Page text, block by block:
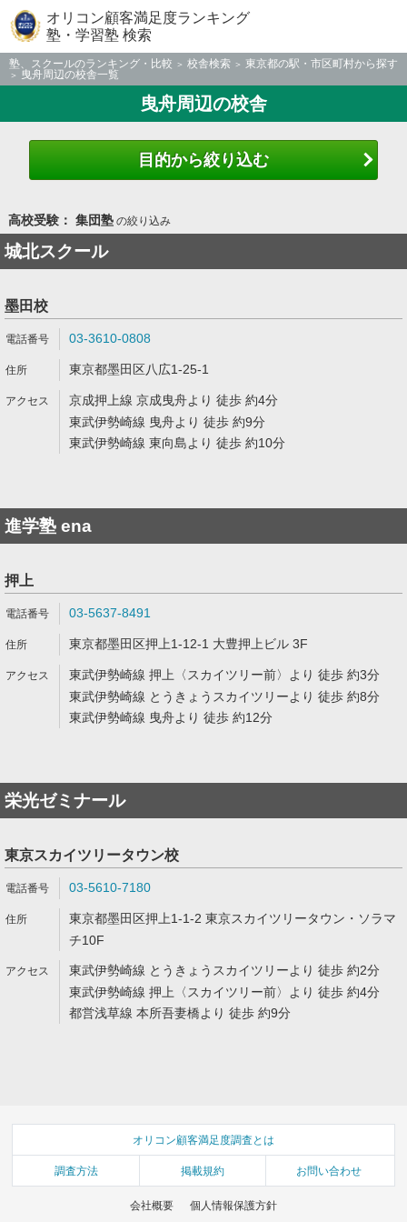
オリコン顧客満足度ランキング
塾・学習塾 検索
塾、スクールのランキング・比較 校舎検索
東京都の駅・市区町村から探す
曳舟周辺の校舎一覧
曳舟周辺の校舎
目的から絞り込む
高校受験： 集団塾の絞り込み
城北スクール
墨田校
03-3610-0808
東京都墨田区八広1-25-1
京成押上線 京成曳舟より 徒歩 約4分
東武伊勢崎線 曳舟より 徒歩 約9分
東武伊勢崎線 東向島より 徒歩 約10分
進学塾 ena
押上
03-5637-8491
東京都墨田区押上1-12-1 大豊押上ビル 3F
東武伊勢崎線 押上〈スカイツリー前〉より 徒歩 約3分
東武伊勢崎線 とうきょうスカイツリーより 徒歩 約8分
東武伊勢崎線 曳舟より 徒歩 約12分
栄光ゼミナール
東京スカイツリータウン校
03-5610-7180
東京都墨田区押上1-1-2 東京スカイツリータウン・ソラマ
チ10F
東武伊勢崎線 とうきょうスカイツリーより 徒歩 約2分
東武伊勢崎線 押上〈スカイツリー前〉より 徒歩 約4分
都営浅草線 本所吾妻橋より 徒歩 約9分
オリコン顧客満足度調査とは
調査方法 掲載規約 お問い合わせ
会社概要 個人情報保護方針